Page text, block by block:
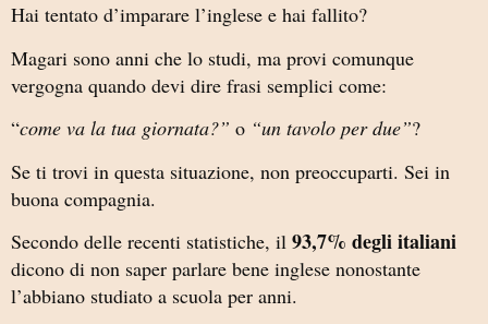
Hai tentato d’imparare l’inglese e hai fallito?
Magari sono anni che lo studi, ma provi comunque
vergogna quando devi dire frasi semplici come:
“come va la tua giornata?” o “un tavolo per due”?
Se ti trovi in questa situazione, non preoccuparti. Sei in
buona compagnia.
Secondo delle recenti statistiche, il 93,7% degli italiani
dicono di non saper parlare bene inglese nonostante
l’abbiano studiato a scuola per anni.